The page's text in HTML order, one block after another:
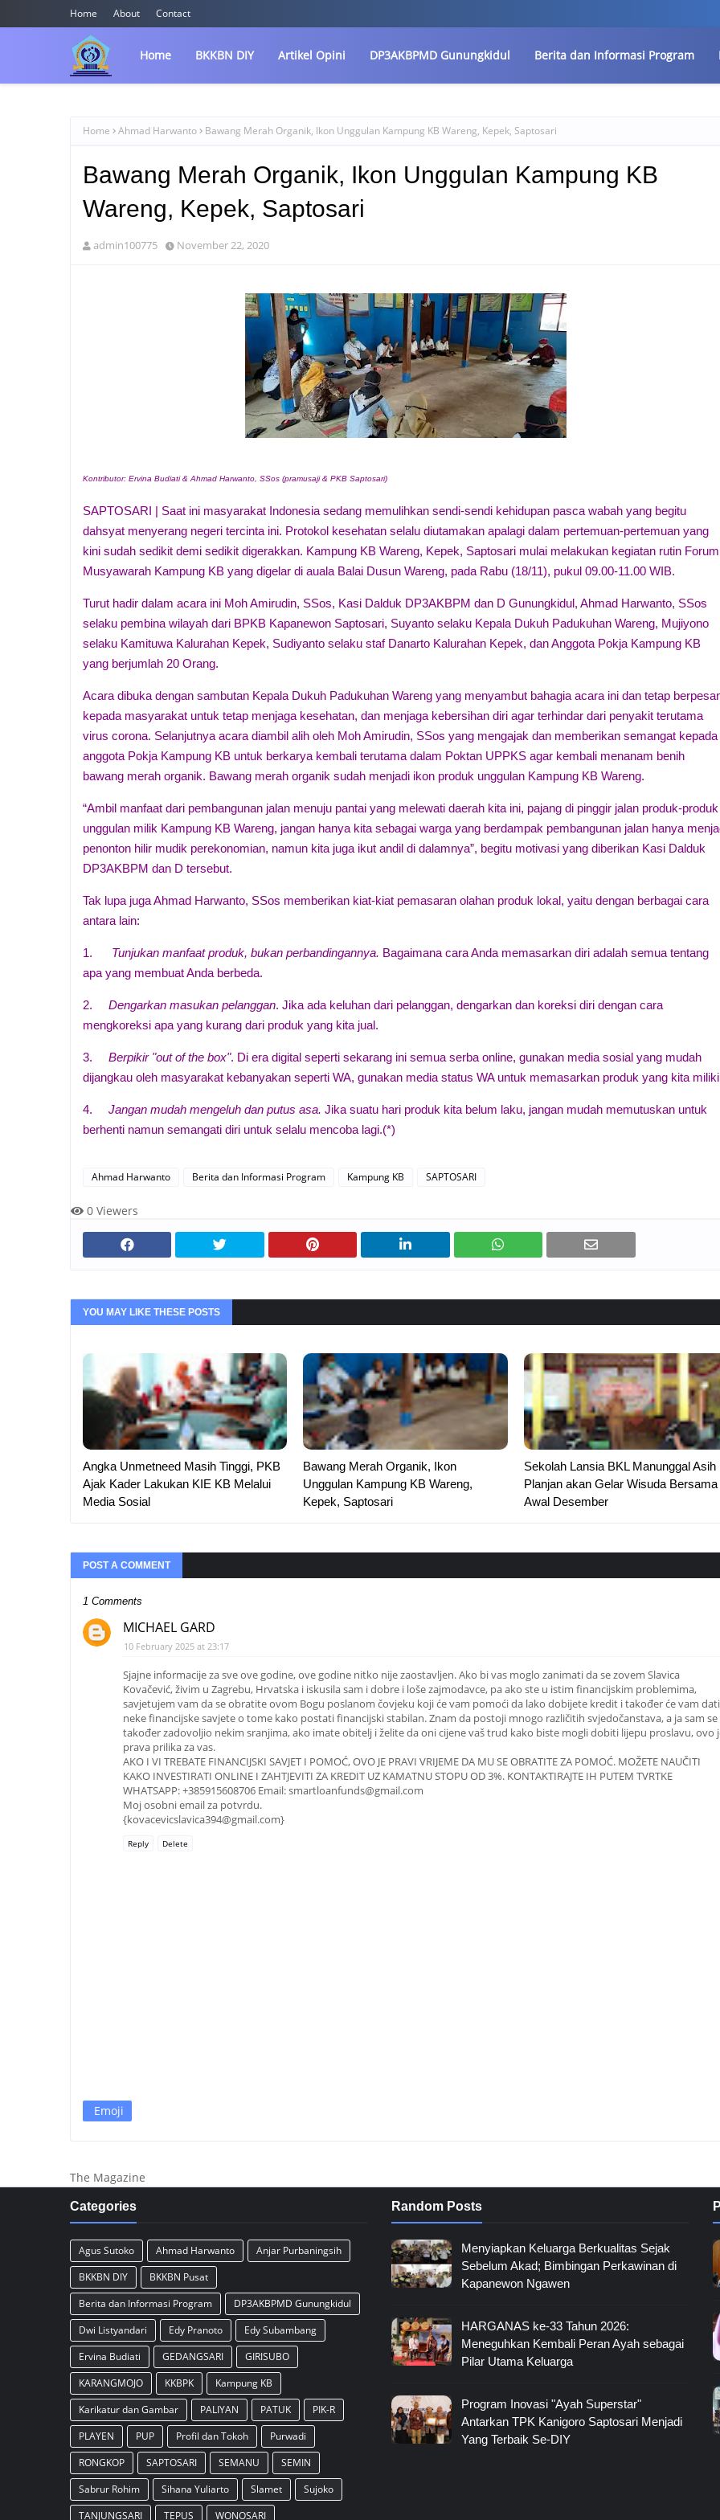
Home About Contact
Home BKKBN DIY Artikel Opini DP3AKBPMD Gunungkidul Berita dan Informasi Program
Home Ahmad Harwanto Bawang Merah Organik, Ikon Unggulan Kampung KB Wareng, Kepek, Saptosari
Bawang Merah Organik, Ikon Unggulan Kampung KB
Wareng, Kepek, Saptosari
admin100775 November 22, 2020
Kontributor: Ervina Budiati & Ahmad Harwanto, SSos (pramusaji & PKB Saptosari)
SAPTOSARI | Saat ini masyarakat Indonesia sedang memulihkan sendi-sendi kehidupan pasca wabah yang begitu
dahsyat menyerang negeri tercinta ini. Protokol kesehatan selalu diutamakan apalagi dalam pertemuan-pertemuan yang
kini sudah sedikit demi sedikit digerakkan. Kampung KB Wareng, Kepek, Saptosari mulai melakukan kegiatan rutin Forum
Musyawarah Kampung KB yang digelar di auala Balai Dusun Wareng, pada Rabu (18/11), pukul 09.00-11.00 WIB.
Turut hadir dalam acara ini Moh Amirudin, SSos, Kasi Dalduk DP3AKBPM dan D Gunungkidul, Ahmad Harwanto, SSos
selaku pembina wilayah dari BPKB Kapanewon Saptosari, Suyanto selaku Kepala Dukuh Padukuhan Wareng, Mujiyono
selaku Kamituwa Kalurahan Kepek, Sudiyanto selaku staf Danarto Kalurahan Kepek, dan Anggota Pokja Kampung KB
yang berjumlah 20 Orang.
Acara dibuka dengan sambutan Kepala Dukuh Padukuhan Wareng yang menyambut bahagia acara ini dan tetap
kepada masyarakat untuk tetap menjaga kesehatan, dan menjaga kebersihan diri agar terhindar dari penyakit terutama
virus corona. Selanjutnya acara diambil alih oleh Moh Amirudin, SSos yang mengajak dan memberikan semangat kepada
anggota Pokja Kampung KB untuk berkarya kembali terutama dalam Poktan UPPKS agar kembali menanam benih
bawang merah organik. Bawang merah organik sudah menjadi ikon produk unggulan Kampung KB Wareng.
“Ambil manfaat dari pembangunan jalan menuju pantai yang melewati daerah kita ini, pajang di pinggir jalan produk-produk
unggulan milik Kampung KB Wareng, jangan hanya kita sebagai warga yang berdampak pembangunan jalan hanya
penonton hilir mudik perekonomian, namun kita juga ikut andil di dalamnya”, begitu motivasi yang diberikan Kasi Dalduk
DP3AKBPM dan D tersebut.
Tak lupa juga Ahmad Harwanto, SSos memberikan kiat-kiat pemasaran olahan produk lokal, yaitu dengan berbagai cara
antara lain:
1. Tunjukan manfaat produk, bukan perbandingannya. Bagaimana cara Anda memasarkan diri adalah semua tentang
apa yang membuat Anda berbeda.
2. Dengarkan masukan pelanggan. Jika ada keluhan dari pelanggan, dengarkan dan koreksi diri dengan cara
mengkoreksi apa yang kurang dari produk yang kita jual.
3. Berpikir "out of the box". Di era digital seperti sekarang ini semua serba online, gunakan media sosial yang mudah
dijangkau oleh masyarakat kebanyakan seperti WA, gunakan media status WA untuk memasarkan produk yang kita
4. Jangan mudah mengeluh dan putus asa. Jika suatu hari produk kita belum laku, jangan mudah memutuskan untuk
berhenti namun semangati diri untuk selalu mencoba lagi.(*)
Ahmad Harwanto Berita dan Informasi Program Kampung KB SAPTOSARI
0 Viewers
YOU MAY LIKE THESE POSTS
Angka Unmetneed Masih Tinggi, PKB
Ajak Kader Lakukan KIE KB Melalui
Media Sosial
Bawang Merah Organik, Ikon
Unggulan Kampung KB Wareng,
Kepek, Saptosari
Sekolah Lansia BKL Manunggal Asih
Planjan akan Gelar Wisuda Bersama
Awal Desember
POST A COMMENT
1 Comments
MICHAEL GARD
10 February 2025 at 23:17
Sjajne informacije za sve ove godine, ove godine nitko nije zaostavljen. Ako bi vas moglo zanimati da se zovem Slavica
Kovačević, živim u Zagrebu, Hrvatska i iskusila sam i dobre i loše zajmodavce, pa ako ste u istim financijskim problemima,
savjetujem vam da se obratite ovom Bogu poslanom čovjeku koji će vam pomoći da lako dobijete kredit i također će vam dati
neke financijske savjete o tome kako postati financijski stabilan. Znam da postoji mnogo različitih svjedočanstava, a ja sam se
također zadovoljio nekim sranjima, ako imate obitelj i želite da oni cijene vaš trud kako biste mogli dobiti lijepu proslavu, ovo
prava prilika za vas.
AKO I VI TREBATE FINANCIJSKI SAVJET I POMOĆ, OVO JE PRAVI VRIJEME DA MU SE OBRATITE ZA POMOĆ. MOŽETE NAUČITI
KAKO INVESTIRATI ONLINE I ZAHTJEVITI ZA KREDIT UZ KAMATNU STOPU OD 3%. KONTAKTIRAJTE IH PUTEM TVRTKE
WHATSAPP: +385915608706 Email: smartloanfunds@gmail.com
Moj osobni email za potvrdu.
{kovacevicslavica394@gmail.com}
Reply Delete
Emoji
The Magazine
Categories
Agus Sutoko Ahmad Harwanto
Anjar Purbaningsih
BKKBN DIY
BKKBN Pusat
Berita dan Informasi Program
DP3AKBPMD Gunungkidul
Dwi Listyandari
Edy Pranoto
Edy Subambang
Ervina Budiati
GEDANGSARI
GIRISUBO
KARANGMOJO
KKBPK
Kampung KB
Karikatur dan Gambar
PALIYAN PATUK
PIK-R
PLAYEN
PUP Profil dan Tokoh
Purwadi
RONGKOP
SAPTOSARI SEMANU
SEMIN
Sabrur Rohim
Sihana Yuliarto Slamet
Sujoko
TANJUNGSARI
TEPUS WONOSARI
Random Posts
Menyiapkan Keluarga Berkualitas Sejak
Sebelum Akad; Bimbingan Perkawinan di
Kapanewon Ngawen
HARGANAS ke-33 Tahun 2026:
Meneguhkan Kembali Peran Ayah sebagai
Pilar Utama Keluarga
Program Inovasi "Ayah Superstar"
Antarkan TPK Kanigoro Saptosari Menjadi
Yang Terbaik Se-DIY